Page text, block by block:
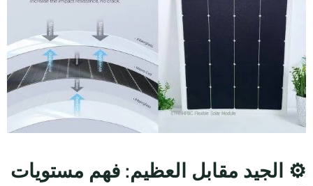
⚙️ الجيد مقابل العظيم: فهم مستويات